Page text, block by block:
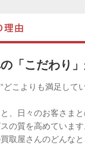
「こだわり」
こよりも満足して
、日々のお客さま
の質を高めています
取屋さんのどんなと